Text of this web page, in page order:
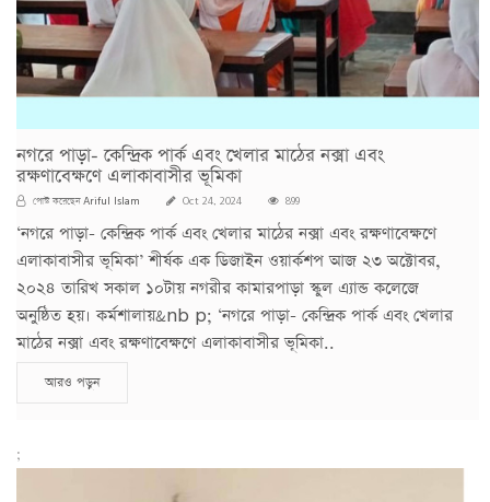
নগরে পাড়া- কেন্দ্রিক পার্ক এবং খেলার মাঠের নক্সা এবং
রক্ষণাবেক্ষণে এলাকাবাসীর ভূমিকা
পোস্ট করেছেনAriful Islam Oct 24, 2024 899
‘নগরে পাড়া- কেন্দ্রিক পার্ক এবং খেলার মাঠের নক্সা এবং রক্ষণাবেক্ষণে
এলাকাবাসীর ভূমিকা’ শীর্ষক এক ডিজাইন ওয়ার্কশপ আজ ২৩ অক্টোবর,
২০২৪ তারিখ সকাল ১০টায় নগরীর কামারপাড়া স্কুল এ্যান্ড কলেজে
অনুষ্ঠিত হয়। কর্মশালায়&nb p; ‘নগরে পাড়া- কেন্দ্রিক পার্ক এবং খেলার
মাঠের নক্সা এবং রক্ষণাবেক্ষণে এলাকাবাসীর ভূমিকা..
আরও পড়ুন
;